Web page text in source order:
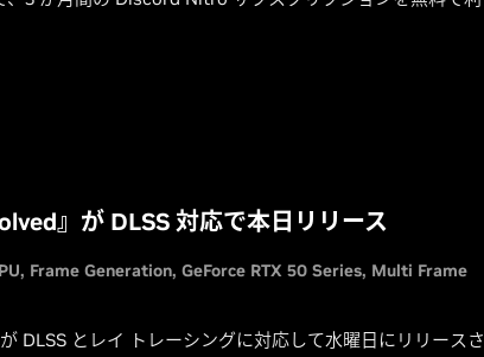
』が DLSS 対応で本日リリース
Frame Generation GeForce RTX 50 Series Multi Frame
DLSS とレイ トレーシングに対応して水曜日にリリースさ